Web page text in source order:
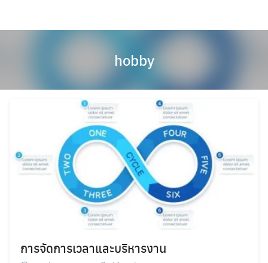
hobby
การจัดการเวลาและบริหารงาน